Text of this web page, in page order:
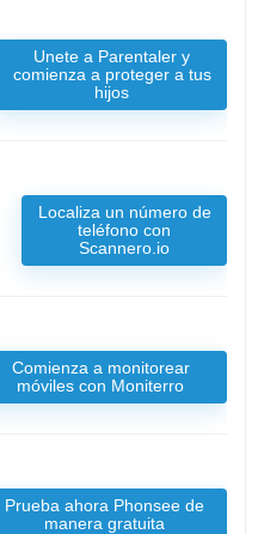
Unete a Parentaler y
comienza a proteger a tus
hijos
Localiza un número de
teléfono con
Scannero.io
Comienza a monitorear
móviles con Moniterro
Prueba ahora Phonsee de
manera gratuita